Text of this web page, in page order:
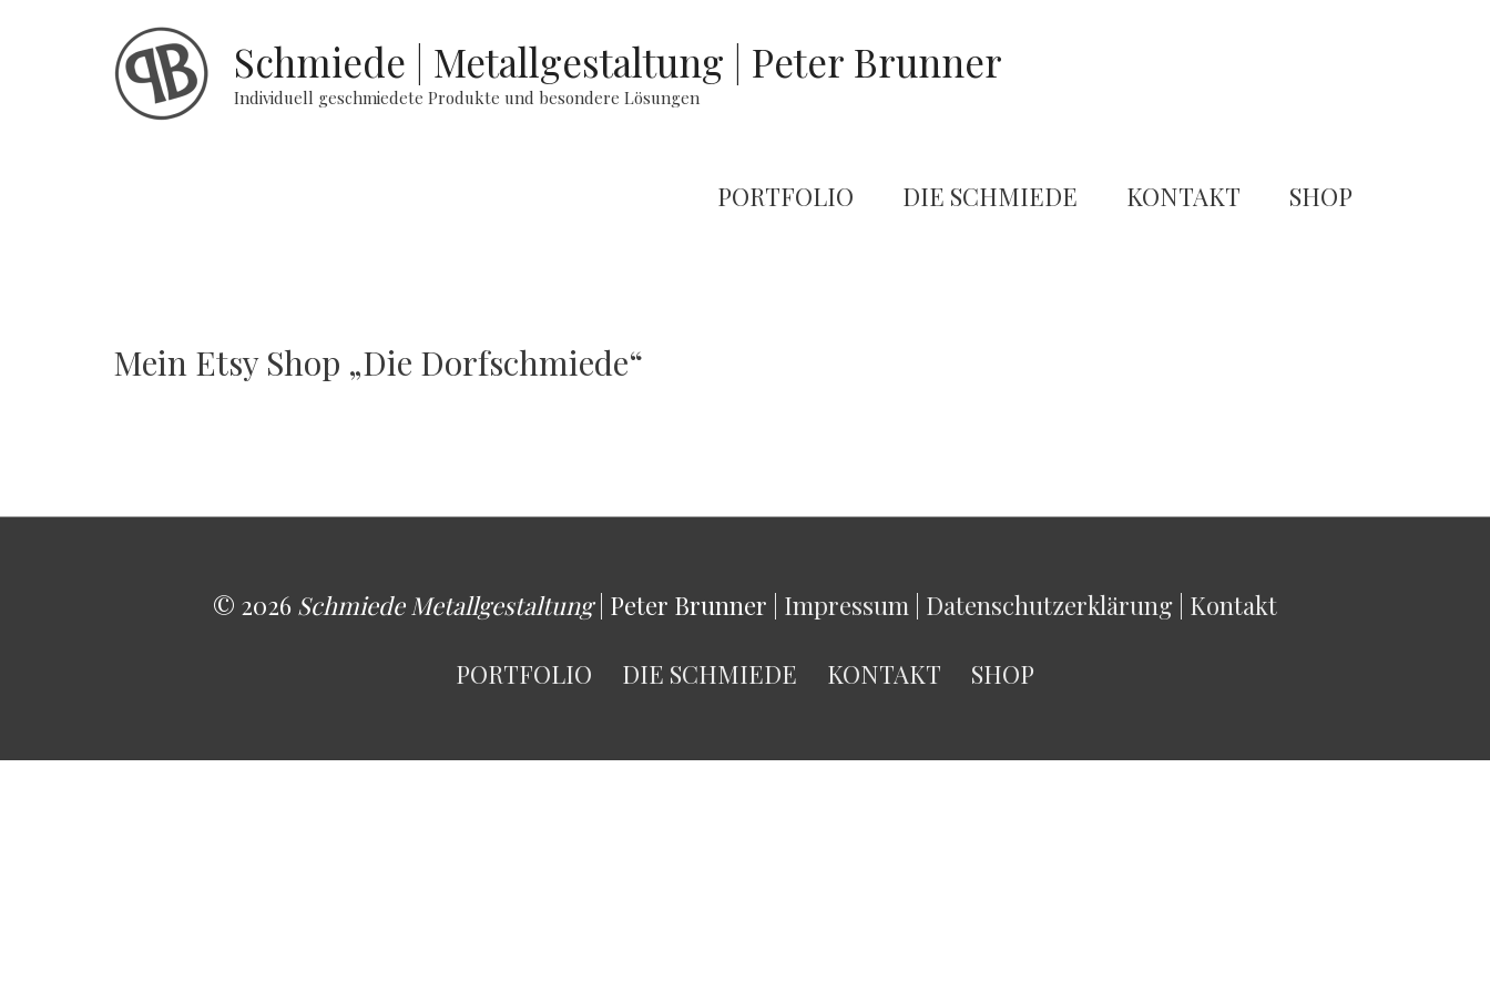
Schmiede | Metallgestaltung | Peter Brunner
Individuell geschmiedete Produkte und besondere Lösungen
PORTFOLIO DIE SCHMIEDE KONTAKT SHOP
Mein Etsy Shop „Die Dorfschmiede“
© 2026 Schmiede Metallgestaltung | Peter Brunner | Impressum Datenschutzerklärung Kontakt
PORTFOLIO DIE SCHMIEDE KONTAKT SHOP